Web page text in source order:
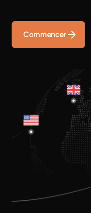
Commencer